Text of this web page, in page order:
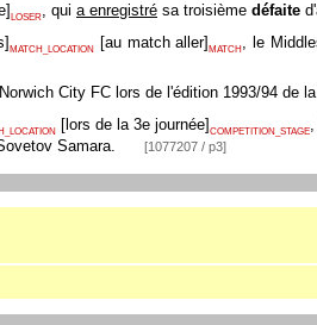
] LOSER, qui a enregistré sa troisième défaite
]MATCH_LOCATION [au match aller]MATCH , le
City FC lors de l'édition 1993/94 de
[lors de la 3e journée] COMPETITION_STAGE
Samara.
[1077207 / p3]